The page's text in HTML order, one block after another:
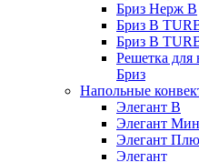
Бриз Нерж В
Бриз В
Бриз В
Решетка для
Бриз
Напольные
Элегант В
Элегант
Элегант
Элегант